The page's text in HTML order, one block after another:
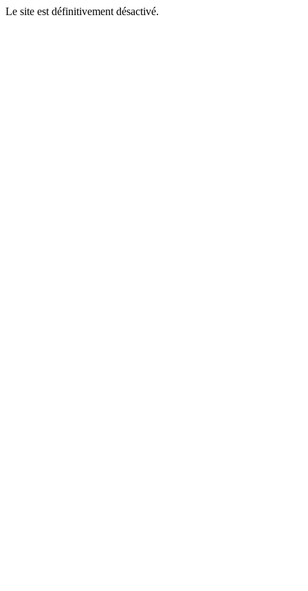
Le site est définitivement désactivé.